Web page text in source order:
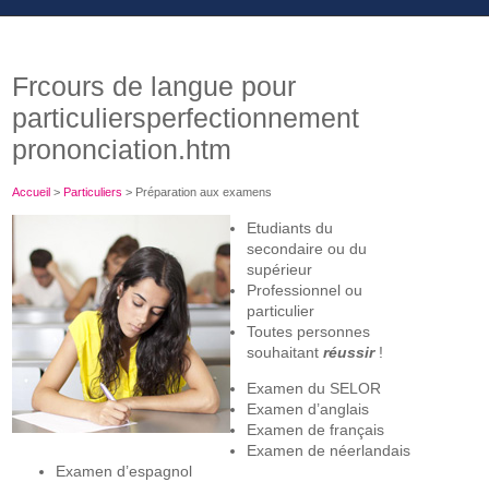
Frcours de langue pour
particuliersperfectionnement
prononciation.htm
Accueil >Particuliers > Préparation aux examens
Etudiants du
secondaire ou du
supérieur
Professionnel ou
particulier
Toutes personnes
souhaitantréussir !
Examen du SELOR
Examen d’anglais
Examen de français
Examen de néerlandais
Examen d’espagnol